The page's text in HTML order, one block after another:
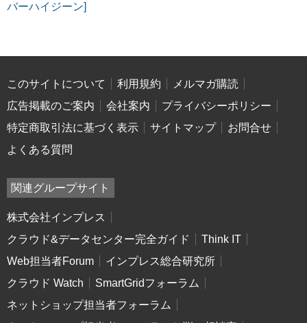
バーハイジーン]
このサイトについて 利用規約
メルマガ購読
広告掲載のご案内
会社案内
プライバシーポリシー
特定商取引法に基づく表示
サイトマップ
お問合せ
よくある質問
関連グループサイト
株式会社インプレス
クラウド&データセンター完全ガイド
Think IT
Web担当者Forum
インプレス総合研究所
クラウド Watch
SmartGridフォーラム
ネットショップ担当者フォーラム